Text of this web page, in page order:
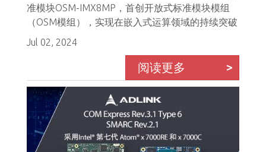
准模块OSM-IMX8MP，首创开放式标准模块模组
（OSM模组），实现在嵌入式运算领域的持续突破
Jul 02, 2024
阅读更多